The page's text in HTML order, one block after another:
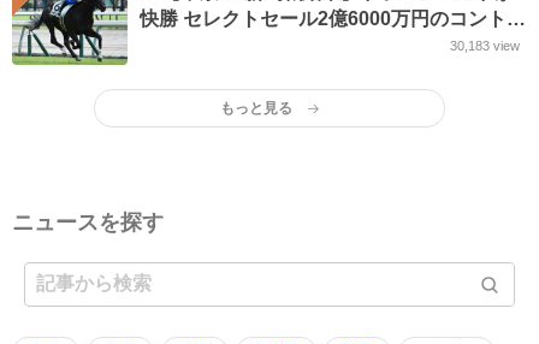
快勝 セレクトセール2億6000万円のコントレ
30,183 view
もっと見る
ニュースを探す